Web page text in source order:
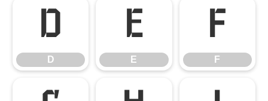
D
D
E
E
F
F